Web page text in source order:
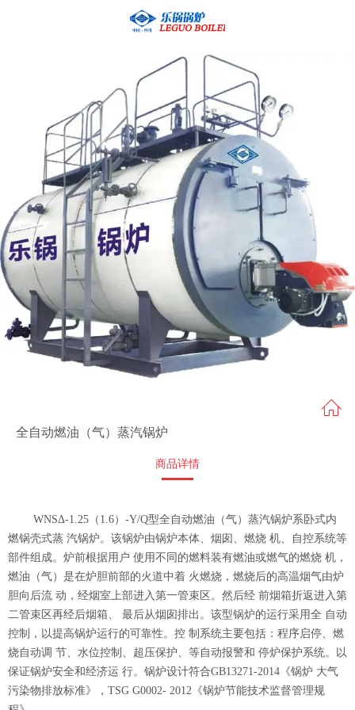
全自动燃油（气）蒸汽锅炉
商品详情
WNSΔ-1.25（1.6）-Y/Q型全自动燃油（气）蒸汽锅炉系卧式内
燃锅壳式蒸 汽锅炉。该锅炉由锅炉本体、烟囱、燃烧 机、自控系统等
部件组成。炉前根据用户 使用不同的燃料装有燃油或燃气的燃烧 机，
燃油（气）是在炉胆前部的火道中着 火燃烧，燃烧后的高温烟气由炉
胆向后流 动，经烟室上部进入第一管束区。然后经 前烟箱折返进入第
二管束区再经后烟箱、 最后从烟囱排出。该型锅炉的运行采用全 自动
控制，以提高锅炉运行的可靠性。控 制系统主要包括：程序启停、燃
烧自动调 节、水位控制、超压保护、等自动报警和 停炉保护系统。以
保证锅炉安全和经济运 行。锅炉设计符合GB13271-2014《锅炉 大气
污染物排放标准》，TSG G0002- 2012《锅炉节能技术监督管理规